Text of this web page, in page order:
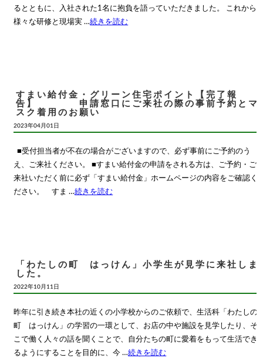
るとともに、入社された1名に抱負を語っていただきました。 これから
様々な研修と現場実 …続きを読む
すまい給付金・グリーン住宅ポイント【完了報
告】 申請窓口にご来社の際の事前予約とマ
スク着用のお願い
2023年04月01日
■受付担当者が不在の場合がございますので、必ず事前にご予約のう
え、ご来社ください。 ■すまい給付金の申請をされる方は、ご予約・ご
来社いただく前に必ず「すまい給付金」ホームページの内容をご確認く
ださい。 すま …続きを読む
「わたしの町 はっけん」小学生が見学に来社しま
した。
2022年10月11日
昨年に引き続き本社の近くの小学校からのご依頼で、生活科「わたしの
町 はっけん」の学習の一環として、お店の中や施設を見学したり、そ
こで働く人々の話を聞くことで、自分たちの町に愛着をもって生活でき
るようにすることを目的に、今 …続きを読む